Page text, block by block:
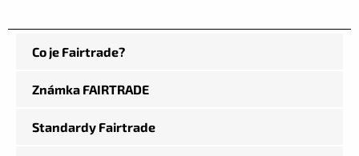
Co je Fairtrade?
Známka FAIRTRADE
Standardy Fairtrade